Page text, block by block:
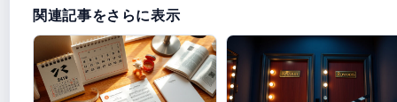
関連記事をさらに表示